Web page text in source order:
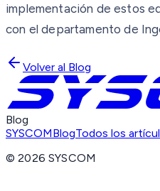
implementación de estos
con el departamento de
Volver al Blog
Blog
SYSCOMBlogTodos los
©2026 SYSCOM